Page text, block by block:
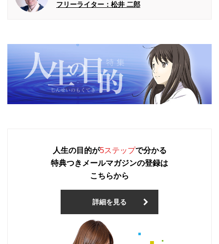
フリーライター：松井 二郎
人生の目的が5ステップで分かる
特典つきメールマガジンの登録は
こちらから
詳細を見る